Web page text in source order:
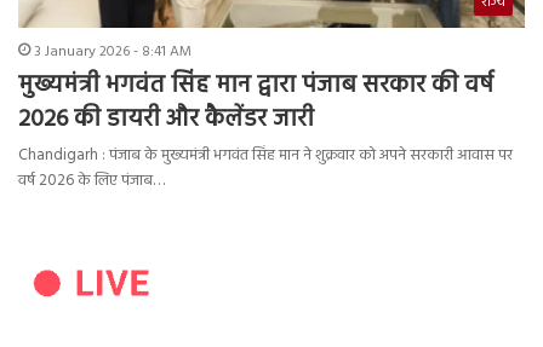
3 January 2026 - 8:41 AM
मुख्यमंत्री भगवंत सिंह मान द्वारा पंजाब सरकार की वर्ष
2026 की डायरी और कैलेंडर जारी
Chandigarh : पंजाब के मुख्यमंत्री भगवंत सिंह मान ने शुक्रवार को अपने सरकारी आवास पर
वर्ष 2026 के लिए पंजाब…